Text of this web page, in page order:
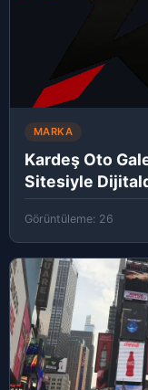
MARKA
Kardeş Oto
Sitesiyle
Görüntüleme: 26